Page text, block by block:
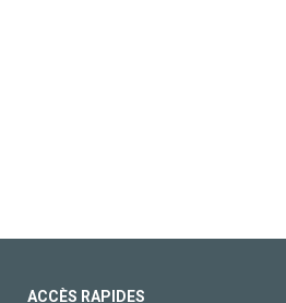
ACCÈS RAPIDES